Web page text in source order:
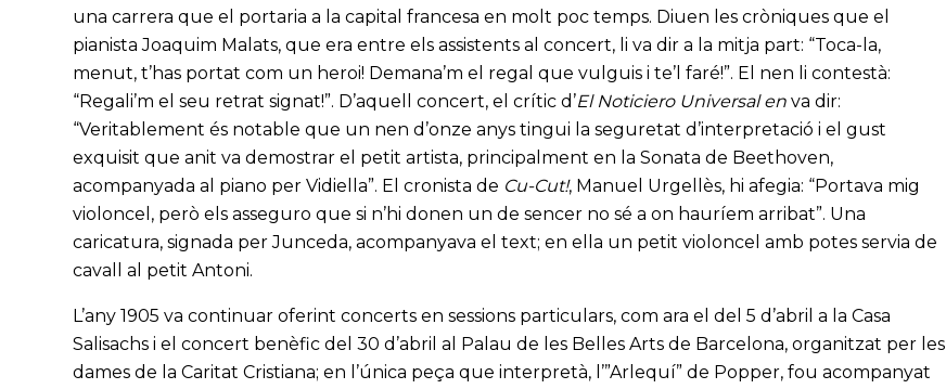
una carrera que el portaria a la capital francesa en molt poc temps. Diuen les cròniques que el
pianista Joaquim Malats, que era entre els assistents al concert, li va dir a la mitja part: “Toca-la,
menut, t’has portat com un heroi! Demana’m el regal que vulguis i te’l faré!”. El nen li contestà:
“Regali’m el seu retrat signat!”. D’aquell concert, el crític d’El Noticiero Universal enva dir:
“Veritablement és notable que un nen d’onze anys tingui la seguretat d’interpretació i el gust
exquisit que anit va demostrar el petit artista, principalment en la Sonata de Beethoven,
acompanyada al piano per Vidiella”. El cronista de Cu-Cut!, Manuel Urgellès, hi afegia: “Portava mig
violoncel, però els asseguro que si n’hi donen un de sencer no sé a on hauríem arribat”. Una
caricatura, signada per Junceda, acompanyava el text; en ella un petit violoncel amb potes servia de
cavall al petit Antoni.
L’any 1905 va continuar oferint concerts en sessions particulars, com ara el del 5 d’abril a la Casa
Salisachs i el concert benèfic del 30 d’abril al Palau de les Belles Arts de Barcelona, organitzat per les
dames de la Caritat Cristiana; en l’única peça que interpretà, l’”Arlequí” de Popper, fou acompanyat